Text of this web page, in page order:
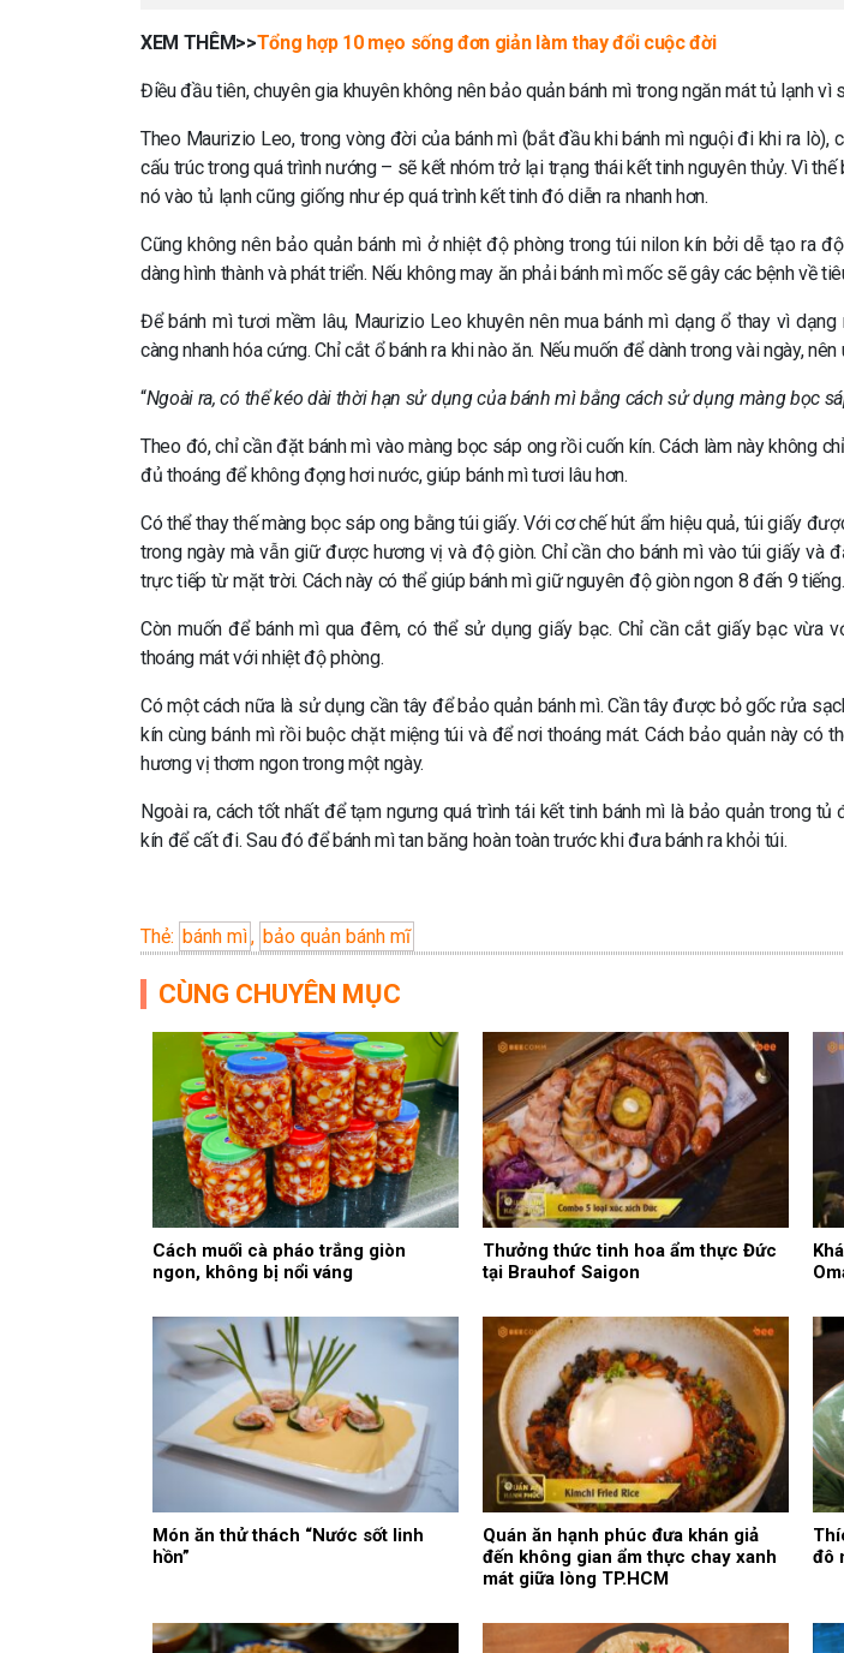
XEM THÊM>>Tổng hợp 10 mẹo sống đơn giản làm thay đổi cuộc đời
Điều đầu tiên, chuyên gia khuyên không nên bảo quản bánh mì trong ngăn mát tủ lạnh vì
Theo Maurizio Leo, trong vòng đời của bánh mì (bắt đầu khi bánh mì nguội đi khi ra lò),
cấu trúc trong quá trình nướng – sẽ kết nhóm trở lại trạng thái kết tinh nguyên thủy. Vì
nó vào tủ lạnh cũng giống như ép quá trình kết tinh đó diễn ra nhanh hơn.
Cũng không nên bảo quản bánh mì ở nhiệt độ phòng trong túi nilon kín bởi dễ tạo ra
dàng hình thành và phát triển. Nếu không may ăn phải bánh mì mốc sẽ gây các bệnh về
Để bánh mì tươi mềm lâu, Maurizio Leo khuyên nên mua bánh mì dạng ổ thay vì
càng nhanh hóa cứng. Chỉ cắt ổ bánh ra khi nào ăn. Nếu muốn để dành trong vài ngày,
“Ngoài ra, có thể kéo dài thời hạn sử dụng của bánh mì bằng cách sử dụng màng bọc
Theo đó, chỉ cần đặt bánh mì vào màng bọc sáp ong rồi cuốn kín. Cách làm này không
đủ thoáng để không đọng hơi nước, giúp bánh mì tươi lâu hơn.
Có thể thay thế màng bọc sáp ong bằng túi giấy. Với cơ chế hút ẩm hiệu quả, túi giấy
trong ngày mà vẫn giữ được hương vị và độ giòn. Chỉ cần cho bánh mì vào túi giấy và
trực tiếp từ mặt trời. Cách này có thể giúp bánh mì giữ nguyên độ giòn ngon 8 đến 9 tiếng.
Còn muốn để bánh mì qua đêm, có thể sử dụng giấy bạc. Chỉ cần cắt giấy bạc vừa
thoáng mát với nhiệt độ phòng.
Có một cách nữa là sử dụng cần tây để bảo quản bánh mì. Cần tây được bỏ gốc rửa
kín cùng bánh mì rồi buộc chặt miệng túi và để nơi thoáng mát. Cách bảo quản này có
hương vị thơm ngon trong một ngày.
Ngoài ra, cách tốt nhất để tạm ngưng quá trình tái kết tinh bánh mì là bảo quản trong
kín để cất đi. Sau đó để bánh mì tan băng hoàn toàn trước khi đưa bánh ra khỏi túi.
Thẻ: bánh mì, bảo quản bánh mĩ
CÙNG CHUYÊN MỤC
Cách muối cà pháo trắng giòn
ngon, không bị nổi váng
Thưởng thức tinh hoa ẩm thực Đức
tại Brauhof Saigon
Món ăn thử thách “Nước sốt linh
hồn”
Quán ăn hạnh phúc đưa khán giả
đến không gian ẩm thực chay xanh
mát giữa lòng TP.HCM
đô